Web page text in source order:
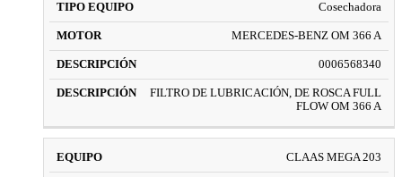
Cosechadora
MERCEDES-BENZ OM 366 A
0006568340
FILTRO DE LUBRICACIÓN, DE ROSCA FULL
FLOW OM 366 A
CLAAS MEGA 203